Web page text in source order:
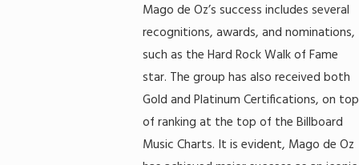
Mago de Oz’s success includes several
recognitions, awards, and nominations,
such as the Hard Rock Walk of Fame
star. The group has also received both
Gold and Platinum Certifications, on top
of ranking at the top of the Billboard
Music Charts. It is evident, Mago de Oz